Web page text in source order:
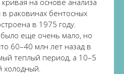
на основе анализа
раковинах бентосных
в 1975 году.
еще очень мало, но
60–40 млн лет назад в
теплый период, а 10–5
холодный.